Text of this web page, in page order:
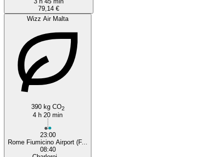
79,14 €
Wizz Air Malta
390 kg CO2
4 h 20 min
23:00
Rome Fiumicino Airport (F...
08:40